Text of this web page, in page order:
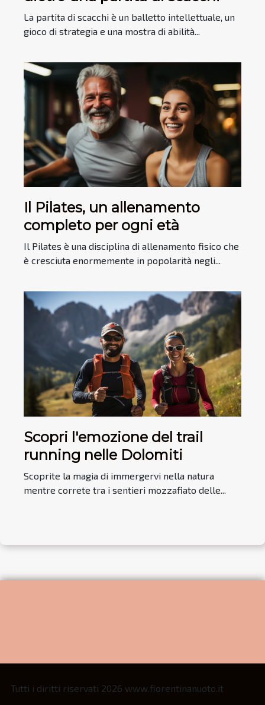
La partita di scacchi è un balletto intellettuale, un
gioco di strategia e una mostra di abilità...
Il Pilates, un allenamento
completo per ogni età
Il Pilates è una disciplina di allenamento fisico che
è cresciuta enormemente in popolarità negli...
Scopri l'emozione del trail
running nelle Dolomiti
Scoprite la magia di immergervi nella natura
mentre correte tra i sentieri mozzafiato delle...
Tutti i diritti riservati 2026 www.fiorentinanuoto.it